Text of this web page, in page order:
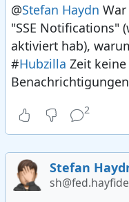
@Stefan Haydn
"SSE Notifications"
aktiviert hab),
#Hubzilla Zeit
2
Stefan